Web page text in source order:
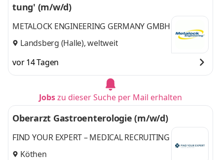
tung' (m/w/d)
METALOCK ENGINEERING GERMANY GMBH
Landsberg (Halle), weltweit
vor 14 Tagen
Jobszu dieser Suche per Mail erhalten
Oberarzt Gastroenterologie (m/w/d)
FIND YOUR EXPERT – MEDICAL RECRUITING
Köthen